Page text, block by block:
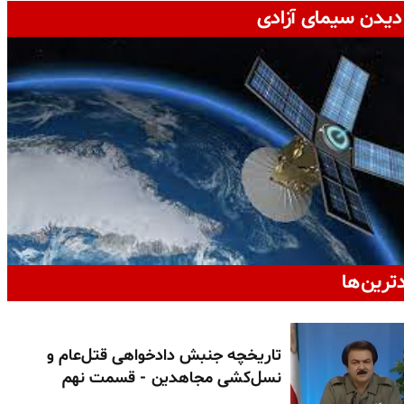
سیمای آزادی
تاریخچه جنبش دادخواهی قتل‌عام و
نسل‌کشی مجاهدین - قسمت نهم